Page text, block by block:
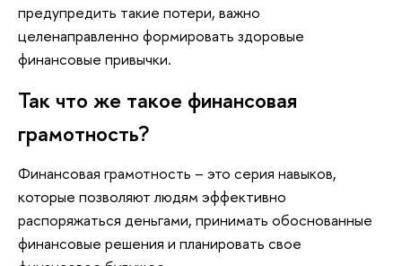
предупредить такие потери, важно
целенаправленно формировать здоровые
финансовые привычки.
Так что же такое финансовая
грамотность?
Финансовая грамотность – это серия навыков,
которые позволяют людям эффективно
распоряжаться деньгами, принимать обоснованные
финансовые решения и планировать свое